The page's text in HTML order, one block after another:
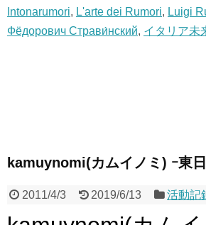
Intonarumori, L'arte dei Rumori, Luigi
Фёдорович Страви́нский, イタリア未
kamuynomi(カムイノミ) ｰ東
2011/4/3 2019/6/13 活動記